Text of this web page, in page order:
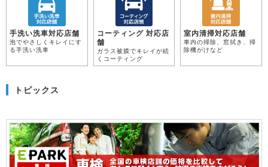
手洗い洗車対応店舗
泡でやさしくキレイにす
る手洗い洗車
コーティング 対応店
舗
ガラス被膜でキレイが続
くコーティング
室内清掃対応店舗
車内の掃除、窓拭き、掃
除機がけなど
トピックス